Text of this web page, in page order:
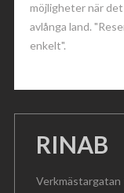
möjligheter när
avlånga land.
enkelt".
RINAB
Verkmästargatan